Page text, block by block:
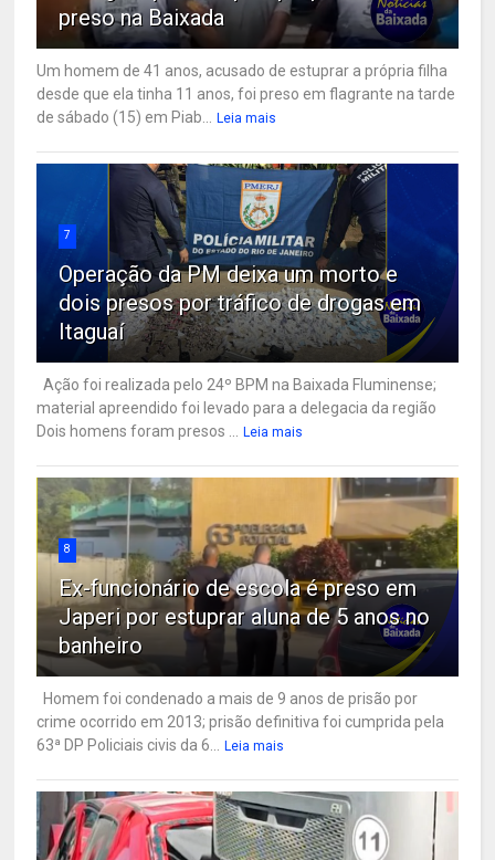
preso na Baixada
Um homem de 41 anos, acusado de estuprar a própria filha
desde que ela tinha 11 anos, foi preso em flagrante na tarde
de sábado (15) em Piab... Leia mais
7
Operação da PM deixa um morto e
dois presos por tráfico de drogas em
Itaguaí
Ação foi realizada pelo 24º BPM na Baixada Fluminense;
material apreendido foi levado para a delegacia da região
Dois homens foram presos ... Leia mais
8
Ex-funcionário de escola é preso em
Japeri por estuprar aluna de 5 anos no
banheiro
Homem foi condenado a mais de 9 anos de prisão por
crime ocorrido em 2013; prisão definitiva foi cumprida pela
63ª DP Policiais civis da 6... Leia mais